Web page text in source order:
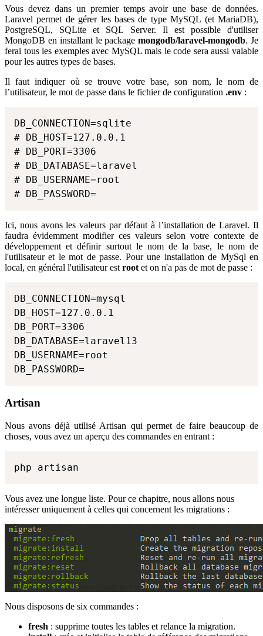
Vous devez dans un premier temps avoir une base de données.
Laravel permet de gérer les bases de type MySQL (et MariaDB),
PostgreSQL, SQLite et SQL Server. Il est possible d'utiliser
MongoDB en installant le packagemongodb/laravel-mongodb. Je
ferai tous les exemples avec MySQL mais le code sera aussi valable
pour les autres types de bases.
Il faut indiquer où se trouve votre base, son nom, le nom de
l’utilisateur, le mot de passe dans le fichier de configuration .env :
DB_CONNECTION=sqlite
# DB_HOST=127.0.0.1
# DB_PORT=3306
# DB_DATABASE=laravel
# DB_USERNAME=root
# DB_PASSWORD=
Ici, nous avons les valeurs par défaut à l’installation de Laravel. Il
faudra évidemment modifier ces valeurs selon votre contexte de
développement et définir surtout le nom de la base, le nom de
l'utilisateur et le mot de passe. Pour une installation de MySql en
local, en général l'utilisateur est root et on n'a pas de mot de passe :
DB_CONNECTION=mysql
DB_HOST=127.0.0.1
DB_PORT=3306
DB_DATABASE=laravel13
DB_USERNAME=root
DB_PASSWORD=
Artisan
Nous avons déjà utilisé Artisan qui permet de faire beaucoup de
choses, vous avez un aperçu des commandes en entrant :
php artisan
Vous avez une longue liste. Pour ce chapitre, nous allons nous
intéresser uniquement à celles qui concernent les migrations :
Nous disposons de six commandes :
fresh : supprime toutes les tables et relance la migration.